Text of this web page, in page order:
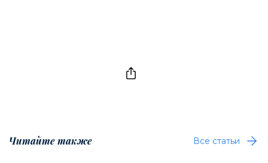
Читайте также Все статьи